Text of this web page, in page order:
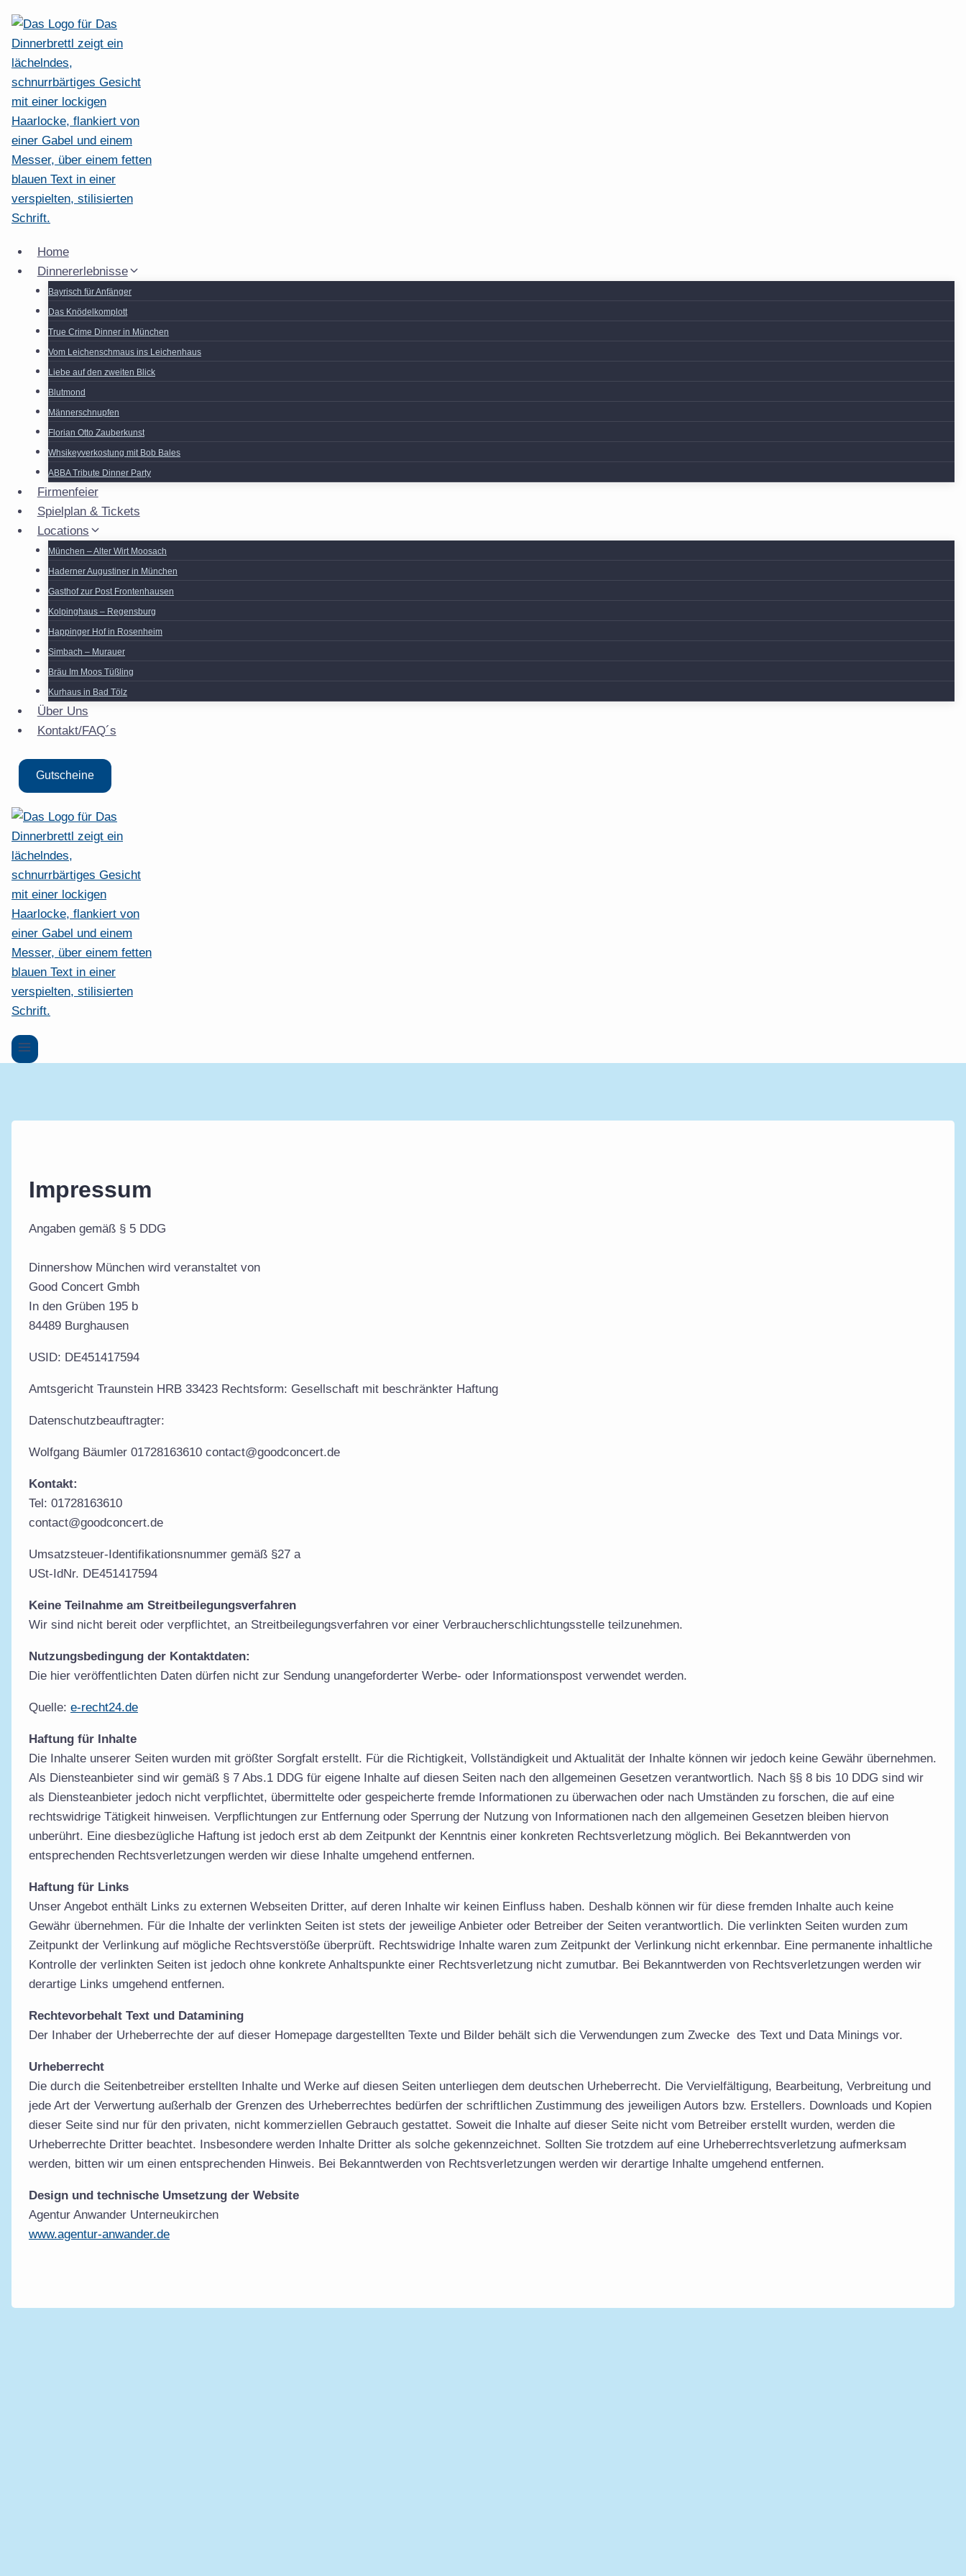
Inhalt
springen
Home
Dinnererlebnisse
Bayrisch für Anfänger
Das Knödelkomplott
True Crime Dinner in München
Vom Leichenschmaus ins Leichenhaus
Liebe auf den zweiten Blick
Blutmond
Männerschnupfen
Florian Otto Zauberkunst
Whsikeyverkostung mit Bob Bales
ABBA Tribute Dinner Party
Firmenfeier
Spielplan & Tickets
Locations
München – Alter Wirt Moosach
Haderner Augustiner in München
Gasthof zur Post Frontenhausen
Kolpinghaus – Regensburg
Happinger Hof in Rosenheim
Simbach – Murauer
Bräu Im Moos Tüßling
Kurhaus in Bad Tölz
Über Uns
Kontakt/FAQ´s
Gutscheine
Impressum
Angaben gemäß § 5 DDG
Dinnershow München wird veranstaltet von
Good Concert Gmbh
In den Grüben 195 b
84489 Burghausen
USID: DE451417594
Amtsgericht Traunstein HRB 33423 Rechtsform: Gesellschaft mit beschränkter Haftung
Datenschutzbeauftragter:
Wolfgang Bäumler 01728163610 contact@goodconcert.de
Kontakt:
Tel: 01728163610
contact@goodconcert.de
Umsatzsteuer-Identifikationsnummer gemäß §27 a
USt-IdNr. DE451417594
Keine Teilnahme am Streitbeilegungsverfahren
Wir sind nicht bereit oder verpflichtet, an Streitbeilegungsverfahren vor einer Verbraucherschlichtungsstelle teilzunehmen.
Nutzungsbedingung der Kontaktdaten:
Die hier veröffentlichten Daten dürfen nicht zur Sendung unangeforderter Werbe- oder Informationspost verwendet werden.
Quelle: e-recht24.de
Haftung für Inhalte
Die Inhalte unserer Seiten wurden mit größter Sorgfalt erstellt. Für die Richtigkeit, Vollständigkeit und Aktualität der Inhalte können wir jedoch keine Gewähr übernehmen.
Als Diensteanbieter sind wir gemäß § 7 Abs.1 DDG für eigene Inhalte auf diesen Seiten nach den allgemeinen Gesetzen verantwortlich. Nach §§ 8 bis 10 DDG sind wir
als Diensteanbieter jedoch nicht verpflichtet, übermittelte oder gespeicherte fremde Informationen zu überwachen oder nach Umständen zu forschen, die auf eine
rechtswidrige Tätigkeit hinweisen. Verpflichtungen zur Entfernung oder Sperrung der Nutzung von Informationen nach den allgemeinen Gesetzen bleiben hiervon
unberührt. Eine diesbezügliche Haftung ist jedoch erst ab dem Zeitpunkt der Kenntnis einer konkreten Rechtsverletzung möglich. Bei Bekanntwerden von
entsprechenden Rechtsverletzungen werden wir diese Inhalte umgehend entfernen.
Haftung für Links
Unser Angebot enthält Links zu externen Webseiten Dritter, auf deren Inhalte wir keinen Einfluss haben. Deshalb können wir für diese fremden Inhalte auch keine
Gewähr übernehmen. Für die Inhalte der verlinkten Seiten ist stets der jeweilige Anbieter oder Betreiber der Seiten verantwortlich. Die verlinkten Seiten wurden zum
Zeitpunkt der Verlinkung auf mögliche Rechtsverstöße überprüft. Rechtswidrige Inhalte waren zum Zeitpunkt der Verlinkung nicht erkennbar. Eine permanente inhaltliche
Kontrolle der verlinkten Seiten ist jedoch ohne konkrete Anhaltspunkte einer Rechtsverletzung nicht zumutbar. Bei Bekanntwerden von Rechtsverletzungen werden wir
derartige Links umgehend entfernen.
Rechtevorbehalt Text und Datamining
Der Inhaber der Urheberrechte der auf dieser Homepage dargestellten Texte und Bilder behält sich die Verwendungen zum Zwecke des Text und Data Minings vor.
Urheberrecht
Die durch die Seitenbetreiber erstellten Inhalte und Werke auf diesen Seiten unterliegen dem deutschen Urheberrecht. Die Vervielfältigung, Bearbeitung, Verbreitung und
jede Art der Verwertung außerhalb der Grenzen des Urheberrechtes bedürfen der schriftlichen Zustimmung des jeweiligen Autors bzw. Erstellers. Downloads und Kopien
dieser Seite sind nur für den privaten, nicht kommerziellen Gebrauch gestattet. Soweit die Inhalte auf dieser Seite nicht vom Betreiber erstellt wurden, werden die
Urheberrechte Dritter beachtet. Insbesondere werden Inhalte Dritter als solche gekennzeichnet. Sollten Sie trotzdem auf eine Urheberrechtsverletzung aufmerksam
werden, bitten wir um einen entsprechenden Hinweis. Bei Bekanntwerden von Rechtsverletzungen werden wir derartige Inhalte umgehend entfernen.
Design und technische Umsetzung der Website
Agentur Anwander Unterneukirchen
www.agentur-anwander.de